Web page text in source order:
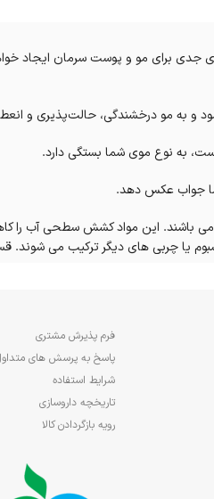
برای مو و پوست سرمان ایجاد خواهد
و به مو درخشندگی، حالت‌پذیری و
است، به نوع موی شما بستگی دارد.
ما جواب عکس دهد.
می باشند. این مواد کشش سطحی آب را
یا چربی های دیگر ترکیب می شوند.
فرم پذیرش مشتری
پاسخ به پرسش های
شرایط استفاده
تاریخچه داروسازی
رویه بازگردادن کالا